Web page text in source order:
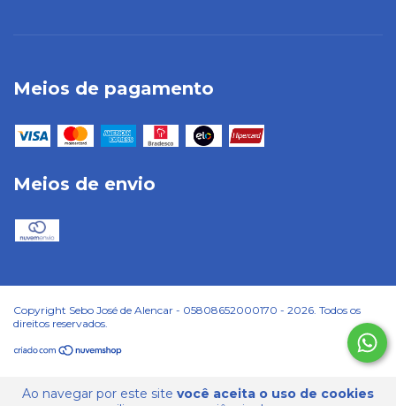
Ao navegar por este site você aceita o uso de cookies
Meios de pagamento
Meios de envio
Copyright Sebo José de Alencar - 05808652000170 - 2026. Todos os
direitos reservados.